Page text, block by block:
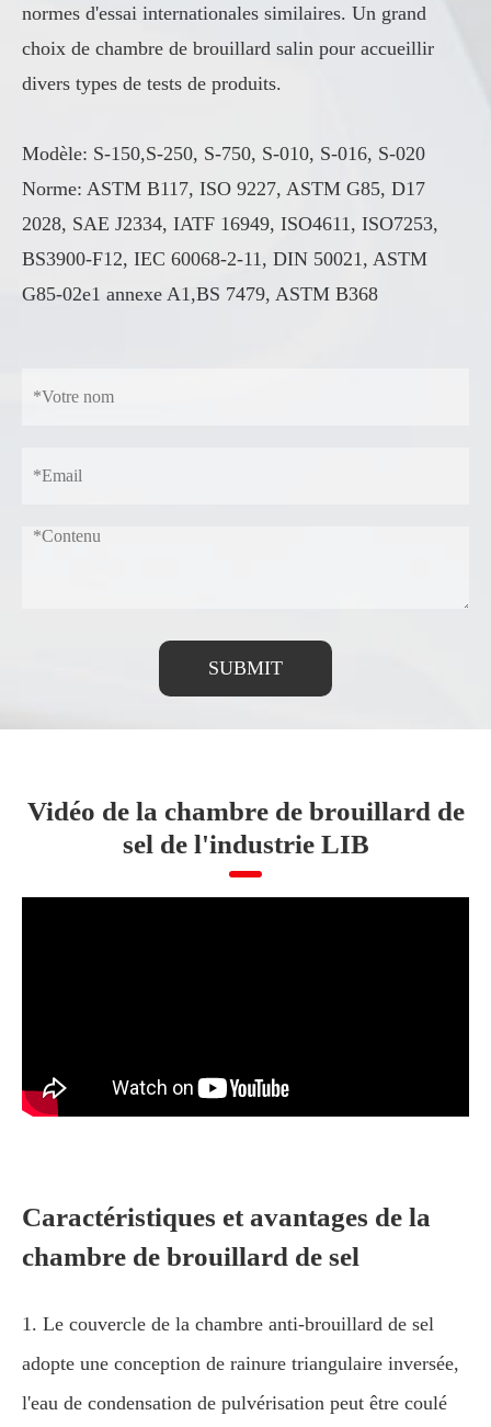
normes d'essai internationales similaires. Un grand
choix de chambre de brouillard salin pour accueillir
divers types de tests de produits.
Modèle: S-150,S-250, S-750, S-010, S-016, S-020
Norme: ASTM B117, ISO 9227, ASTM G85, D17
2028, SAE J2334, IATF 16949, ISO4611, ISO7253,
BS3900-F12, IEC 60068-2-11, DIN 50021, ASTM
G85-02e1 annexe A1,BS 7479, ASTM B368
SUBMIT
Vidéo de la chambre de brouillard de
sel de l'industrie LIB
Caractéristiques et avantages de la
chambre de brouillard de sel
1. Le couvercle de la chambre anti-brouillard de sel
adopte une conception de rainure triangulaire inversée,
l'eau de condensation de pulvérisation peut être coulé